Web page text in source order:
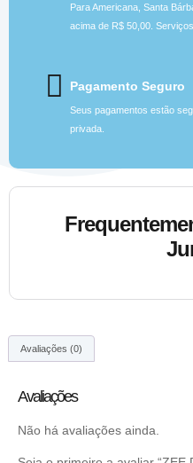
Para Americana, Santa
acima de R$ 50,00.
Pagamento Seguro
Seus pagamentos estão
privada.
Avaliações (0)
Avaliações
Não há avaliações ainda.